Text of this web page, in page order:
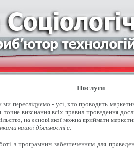
Послуги
ми переслідуємо - усі, хто проводить
точне виконання всіх правил проведення
на основі якої можна приймати
нашої діяльності є:
з програмним забезпеченням для